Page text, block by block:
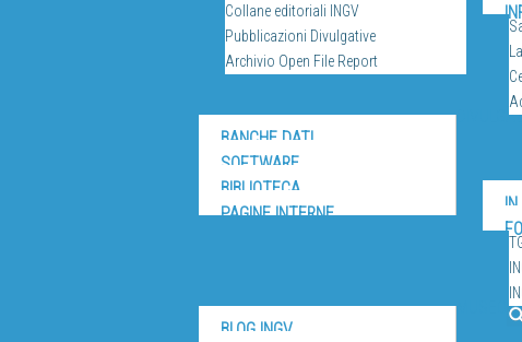
Collane editoriali INGV
Pubblicazioni Divulgative
Archivio Open File Report
BANCHE DATI
SOFTWARE
BIBLIOTECA
PAGINE INTERNE
BLOG INGV